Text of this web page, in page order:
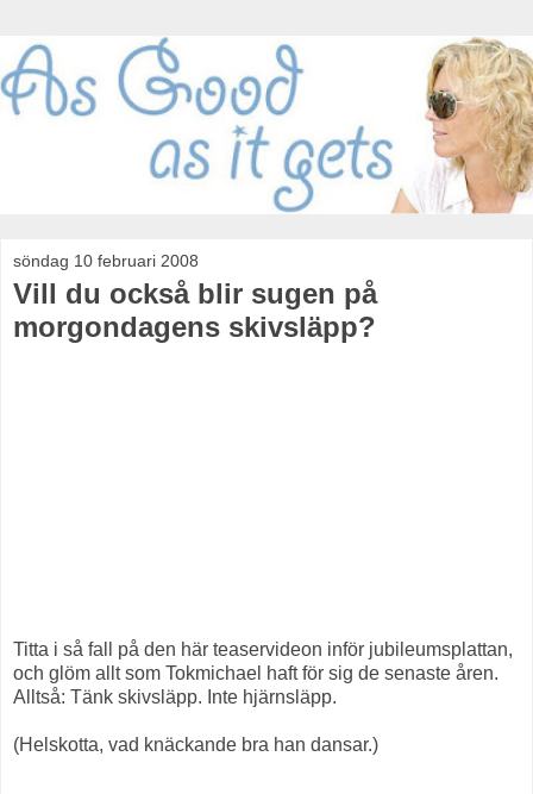
söndag 10 februari 2008
Vill du också blir sugen på
morgondagens skivsläpp?
Titta i så fall på den här teaservideon inför jubileumsplattan,
och glöm allt som Tokmichael haft för sig de senaste åren.
Alltså: Tänk skivsläpp. Inte hjärnsläpp.
(Helskotta, vad knäckande bra han dansar.)